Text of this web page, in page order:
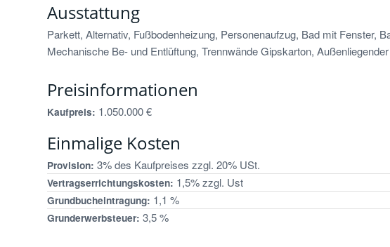
Ausstattung
Parkett, Alternativ, Fußbodenheizung, Personenaufzug, Bad mit Fenster,
Mechanische Be- und Entlüftung, Trennwände Gipskarton,
Preisinformationen
Kaufpreis: 1.050.000 €
Einmalige Kosten
Provision: 3% des Kaufpreises zzgl. 20% USt.
Vertragserrichtungskosten: 1,5% zzgl. Ust
Grundbucheintragung: 1,1 %
Grunderwerbsteuer: 3,5 %